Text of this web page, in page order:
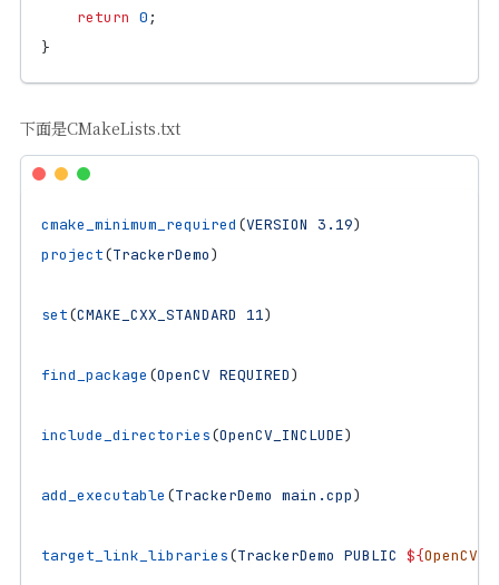
return 0 ;
}
下面是CMakeLists.txt
cmake_minimum_required (VERSION 3.19)
project(TrackerDemo)
set(CMAKE_CXX_STANDARD 11)
find_package (OpenCV REQUIRED)
include_directories(OpenCV_INCLUDE)
add_executable (TrackerDemo main.cpp)
target_link_libraries(TrackerDemo PUBLIC ${